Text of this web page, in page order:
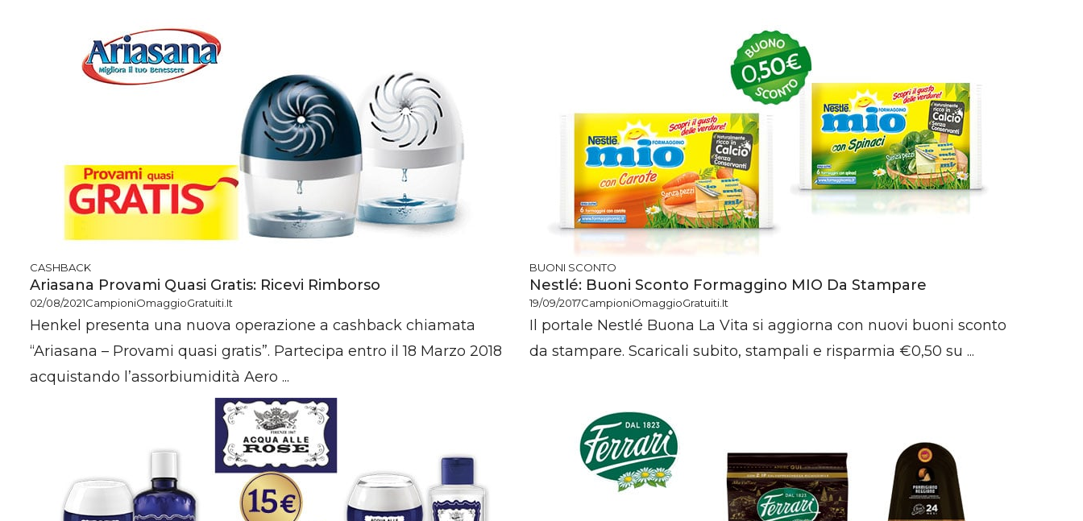
CASHBACK
Ariasana Provami Quasi Gratis: Ricevi Rimborso
02/08/2021CampioniOmaggioGratuiti.it
Henkel presenta una nuova operazione a cashback chiamata
“Ariasana – Provami quasi gratis”. Partecipa entro il 18 Marzo 2018
acquistando l’assorbiumidità Aero ...
BUONI SCONTO
Nestlé: Buoni Sconto Formaggino MIO Da Stampare
19/09/2017CampioniOmaggioGratuiti.it
Il portale Nestlé Buona La Vita si aggiorna con nuovi buoni sconto
da stampare. Scaricali subito, stampali e risparmia €0,50 su ...